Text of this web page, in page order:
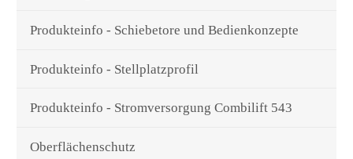
Produkteinfo - Schiebetore und Bedienkonzepte
Produkteinfo - Stellplatzprofil
Produkteinfo - Stromversorgung Combilift 543
Oberflächenschutz